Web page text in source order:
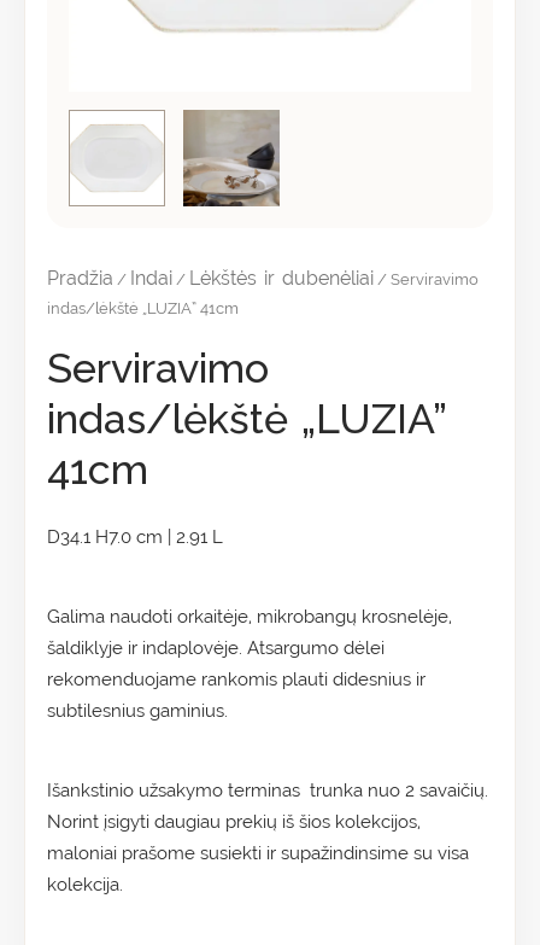
Pradžia / Indai / Lėkštės ir dubenėliai / Serviravimo
indas/lėkštė „LUZIA” 41cm
Serviravimo
indas/lėkštė „LUZIA”
41cm
D34.1 H7.0 cm | 2.91 L
Galima naudoti orkaitėje, mikrobangų krosnelėje,
šaldiklyje ir indaplovėje. Atsargumo dėlei
rekomenduojame rankomis plauti didesnius ir
subtilesnius gaminius.
Išankstinio užsakymo terminas trunka nuo 2 savaičių.
Norint įsigyti daugiau prekių iš šios kolekcijos,
maloniai prašome susiekti ir supažindinsime su visa
kolekcija.